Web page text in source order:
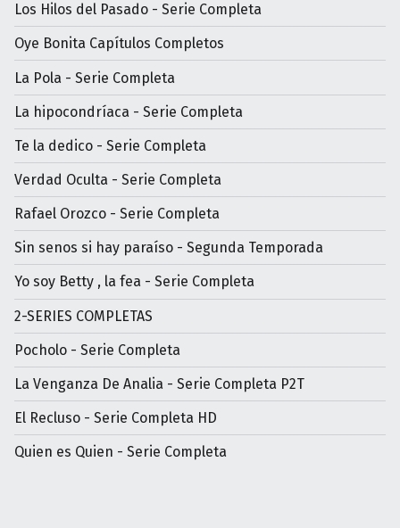
Los Hilos del Pasado - Serie Completa
Oye Bonita Capítulos Completos
La Pola - Serie Completa
La hipocondríaca - Serie Completa
Te la dedico - Serie Completa
Verdad Oculta - Serie Completa
Rafael Orozco - Serie Completa
Sin senos si hay paraíso - Segunda Temporada
Yo soy Betty , la fea - Serie Completa
2-SERIES COMPLETAS
Pocholo - Serie Completa
La Venganza De Analia - Serie Completa P2T
El Recluso - Serie Completa HD
Quien es Quien - Serie Completa